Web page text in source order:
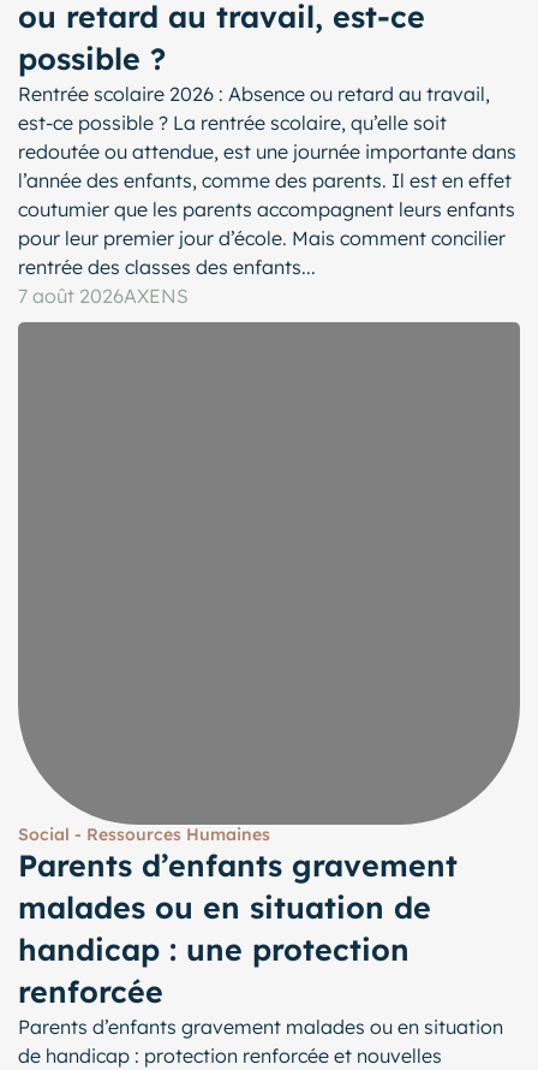
ou retard au travail, est-ce
possible ?
Rentrée scolaire 2026 : Absence ou retard au travail,
est-ce possible ? La rentrée scolaire, qu’elle soit
redoutée ou attendue, est une journée importante dans
l’année des enfants, comme des parents. Il est en effet
coutumier que les parents accompagnent leurs enfants
pour leur premier jour d’école. Mais comment concilier
rentrée des classes des enfants...
7 août 2026AXENS
Social - Ressources Humaines
Parents d’enfants gravement
malades ou en situation de
handicap : une protection
renforcée
Parents d’enfants gravement malades ou en situation
de handicap : protection renforcée et nouvelles